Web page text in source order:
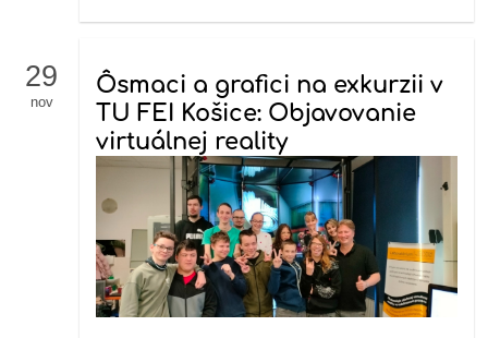
29
nov
Ôsmaci a grafici na exkurzii v
TU FEI Košice: Objavovanie
virtuálnej reality